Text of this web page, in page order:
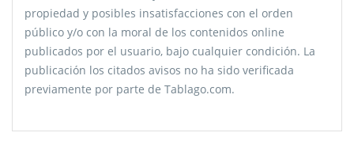
propiedad y posibles insatisfacciones con el orden
público y/o con la moral de los contenidos online
publicados por el usuario, bajo cualquier condición. La
publicación los citados avisos no ha sido verificada
previamente por parte de Tablago.com.